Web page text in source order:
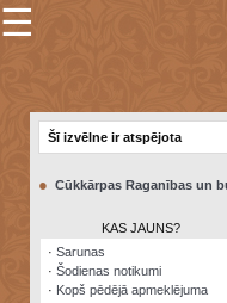
×
Šodienas
notikumi
☰
Šī izvēlne ir atspējota
● Cūkkārpas Raganības un
KAS JAUNS?
· Sarunas
· Šodienas notikumi
· Kopš pēdējā apmeklējuma